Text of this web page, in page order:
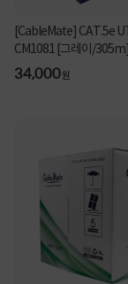
[CableMate] CAT.5e
CM1081 [그레이/305m]
34,000원